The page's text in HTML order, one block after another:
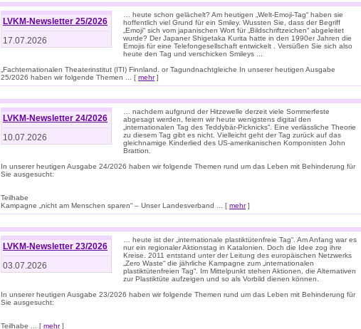
LVKM-Newsletter 25/2026
17.07.2026
… heute schon gelächelt? Am heutigen „Welt-Emoji-Tag“ haben sie
hoffentlich viel Grund für ein Smiley. Wussten Sie, dass der Begriff
„Emoji“ sich vom japanischen Wort für „Bildschriftzeichen“ abgeleitet
wurde? Der Japaner Shigetaka Kurita hatte in den 1990er Jahren die
Emojis für eine Telefongesellschaft entwickelt . Versüßen Sie sich also
heute den Tag und verschicken Smileys ...
„Fachternationalen Theaterinstitut (ITI) Finnland. or Tagundnachtgleiche In unserer heutigen Ausgabe
25/2026 haben wir folgende Themen ... [ mehr]
LVKM-Newsletter 24/2026
10.07.2026
… nachdem aufgrund der Hitzewelle derzeit viele Sommerfeste
abgesagt werden, feiern wir heute wenigstens digital den
„internationalen Tag des Teddybär-Picknicks“. Eine verlässliche Theorie
zu diesem Tag gibt es nicht. Vielleicht geht der Tag zurück auf das
gleichnamige Kinderlied des US-amerikanischen Komponisten John
Brattion.
In unserer heutigen Ausgabe 24/2026 haben wir folgende Themen rund um das Leben mit Behinderung für
Sie ausgesucht:
Teilhabe
Kampagne „nicht am Menschen sparen“ – Unser Landesverband ... [ mehr]
LVKM-Newsletter 23/2026
03.07.2026
… heute ist der „internationale plastiktütenfreie Tag“. Am Anfang war es
nur ein regionaler Aktionstag in Katalonien. Doch die Idee zog ihre
Kreise. 2011 entstand unter der Leitung des europäischen Netzwerks
„Zero Waste“ die jährliche Kampagne zum „internationalen
plastiktütenfreien Tag“. Im Mittelpunkt stehen Aktionen, die Alternativen
zur Plastiktüte aufzeigen und so als Vorbild dienen können.
In unserer heutigen Ausgabe 23/2026 haben wir folgende Themen rund um das Leben mit Behinderung für
Sie ausgesucht:
Teilhabe ... [ mehr]